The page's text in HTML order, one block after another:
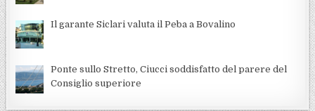
Il garante Siclari valuta il Peba a Bovalino
Ponte sullo Stretto, Ciucci soddisfatto del parere del
Consiglio superiore